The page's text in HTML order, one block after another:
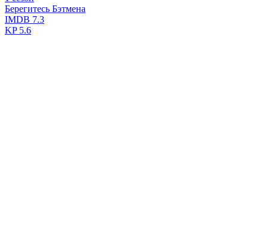
Берегитесь Бэтмена
IMDB 7.3
KP5.6